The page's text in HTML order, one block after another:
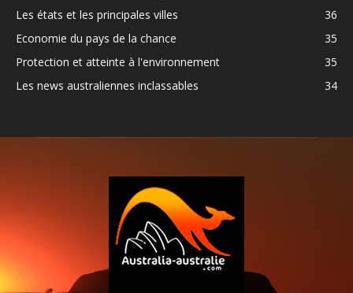
Les états et les principales villes
36
Economie du pays de la chance
35
Protection et atteinte à l'environnement
35
Les news australiennes inclassables
34